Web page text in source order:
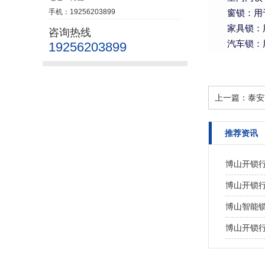
手机：19256203899
咨询热线
19256203899
窗锁：
家具锁：
汽车锁：
上一篇： 泰
推荐资讯
博山开锁
博山开锁
博山智能
博山开锁